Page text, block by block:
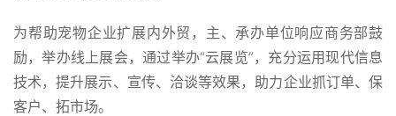
为帮助宠物企业扩展内外贸，主、承办单位响应商务部鼓
励，举办线上展会，通过举办“云展览”，充分运用现代信息
技术，提升展示、宣传、洽谈等效果，助力企业抓订单、保
客户、拓市场。